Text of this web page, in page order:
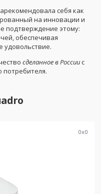
себя как
на инновации и
подтверждение этому:
обеспечивая
удовольствие.
сделанное в Россиис
потребителя.
0x0